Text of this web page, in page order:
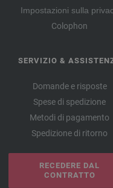
Impostazioni sulla
Colophon
SERVIZIO &
Domande e risposte
Spese di spedizione
Metodi di pagamento
Spedizione di ritorno
RECEDERE DAL
CONTRATTO